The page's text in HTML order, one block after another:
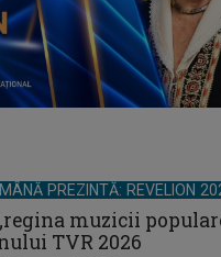
PREZINTĂ: REVELION
muzicii
TVR 2026